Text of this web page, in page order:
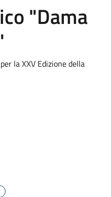
"Dama
la XXV Edizione della